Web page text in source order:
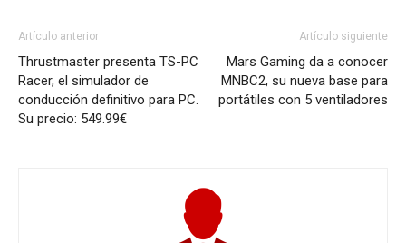
Artículo anterior
Thrustmaster presenta TS-PC
Racer, el simulador de
conducción definitivo para PC.
Su precio: 549.99€
Artículo siguiente
Mars Gaming da a conocer
MNBC2, su nueva base para
portátiles con 5 ventiladores